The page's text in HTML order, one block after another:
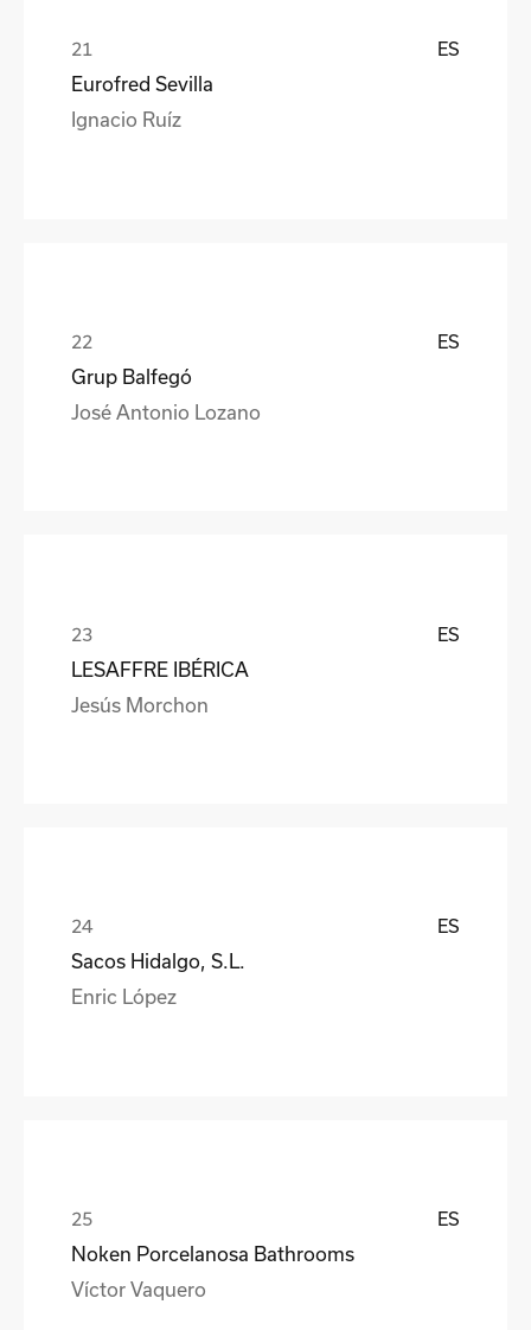
ES
Eurofred Sevilla
Ignacio Ruíz
ES
Grup Balfegó
José Antonio Lozano
ES
LESAFFRE IBÉRICA
Jesús Morchon
ES
Sacos Hidalgo, S.L.
Enric López
ES
Noken Porcelanosa Bathrooms
Víctor Vaquero